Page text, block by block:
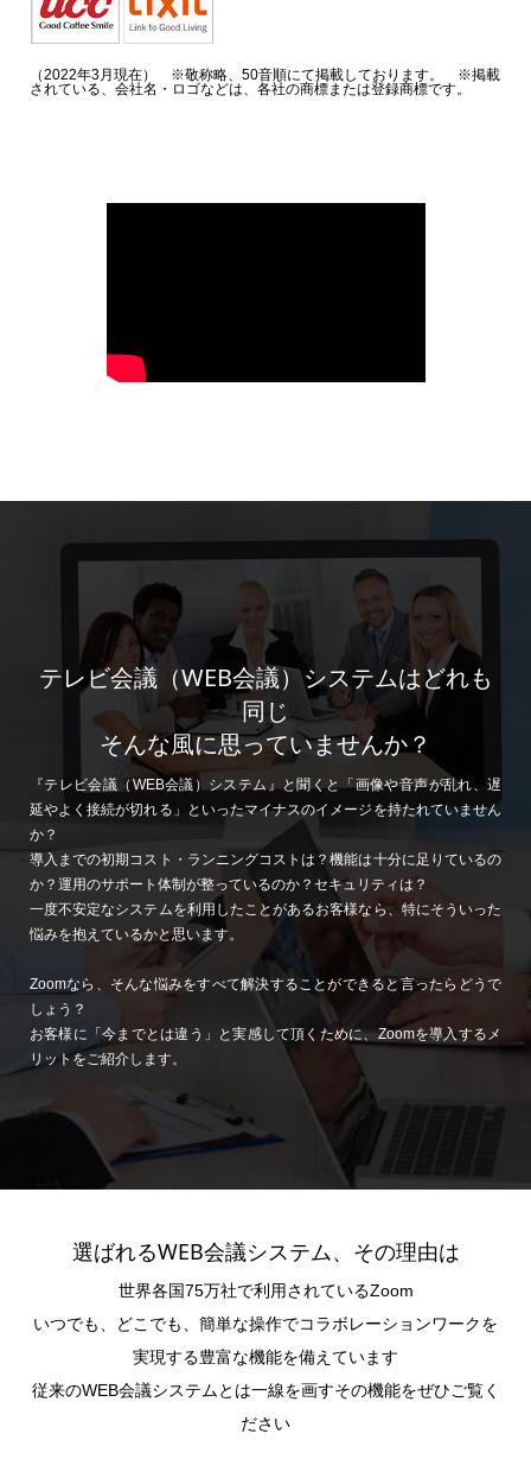
（2022年3月現在） ※敬称略、50音順にて掲載しております。 ※掲載
されている、会社名・ロゴなどは、各社の商標または登録商標です。
テレビ会議（WEB会議）システムはどれも
同じ
そんな風に思っていませんか？
『テレビ会議（WEB会議）システム』と聞くと「画像や音声が乱れ、遅
延やよく接続が切れる」といったマイナスのイメージを持たれていません
か？
導入までの初期コスト・ランニングコストは？機能は十分に足りているの
か？運用のサポート体制が整っているのか？セキュリティは？
一度不安定なシステムを利用したことがあるお客様なら、特にそういった
悩みを抱えているかと思います。
Zoomなら、そんな悩みをすべて解決することができると言ったらどうで
しょう？
お客様に「今までとは違う」と実感して頂くために、Zoomを導入するメ
リットをご紹介します。
選ばれるWEB会議システム、その理由は
世界各国75万社で利用されているZoom
いつでも、どこでも、簡単な操作でコラボレーションワークを
実現する豊富な機能を備えています
従来のWEB会議システムとは一線を画すその機能をぜひご覧く
ださい